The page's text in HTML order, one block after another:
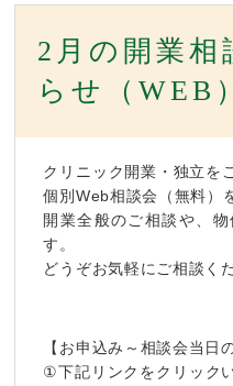
2月の開業相
らせ（WEB）
クリニック開業・独立を
個別Web相談会（無料）
開業全般のご相談や、
す。
どうぞお気軽にご相談く
【お申込み～相談会当日
①下記リンクをクリック